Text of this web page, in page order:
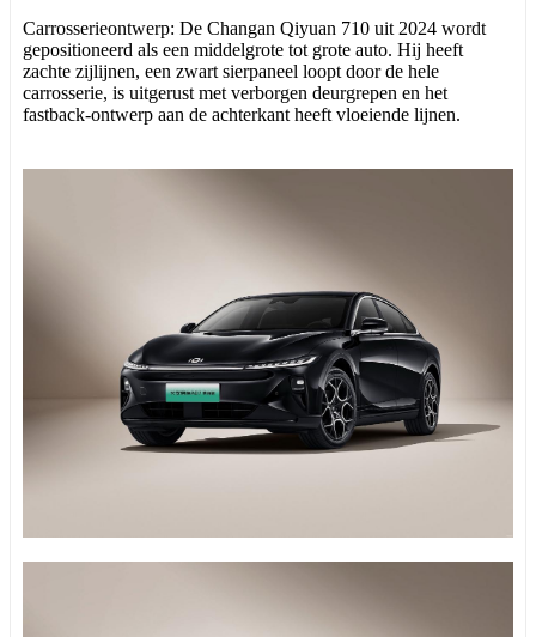
Carrosserieontwerp: De Changan Qiyuan 710 uit 2024 wordt
gepositioneerd als een middelgrote tot grote auto. Hij heeft
zachte zijlijnen, een zwart sierpaneel loopt door de hele
carrosserie, is uitgerust met verborgen deurgrepen en het
fastback-ontwerp aan de achterkant heeft vloeiende lijnen.